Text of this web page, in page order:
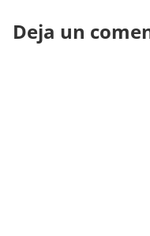
Deja un